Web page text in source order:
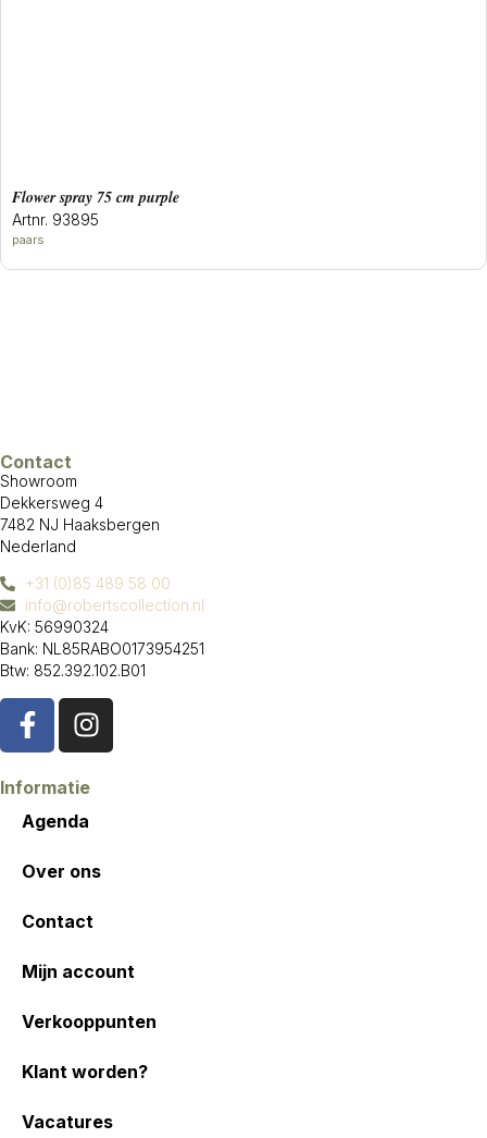
flower spray 75 cm purple
Artnr. 93895
paars
Contact
Showroom
Dekkersweg 4
7482 NJ Haaksbergen
Nederland
+31 (0)85 489 58 00
info@robertscollection.nl
KvK: 56990324
Bank: NL85RABO0173954251
Btw: 852.392.102.B01
Informatie
Agenda
Over ons
Contact
Mijn account
Verkooppunten
Klant worden?
Vacatures